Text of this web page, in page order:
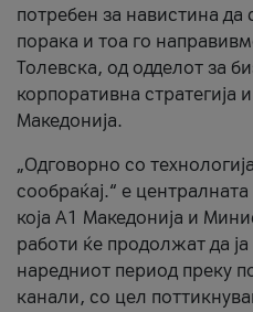
потребен за навистина
порака и тоа го
Толевска, од одделот за
корпоративна стратегија
Македонија.
„Одговорно со
сообраќај.“ е
која A1 Македонија и
работи ќе продолжат да
наредниот период преку
канали, со цел